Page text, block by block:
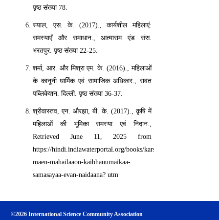
पृष्ठ संख्या 78.
स्याल, एस. के. (2017)., कार्यशील महिलाएं:
समस्याएँ और समाधान., आत्माराम एंड संस.
भरतपुर. पृष्ठ संख्या 22-25.
शर्मा, आर. और मिश्रा एम. के. (2016)., महिलाओं
के कानूनी धार्मिक एवं सामाजिक अधिकार., रावत
पब्लिकेशन. दिल्ली. पृष्ठ संख्या 36-37.
श्रीवास्तव, एन. औरझा, बी. के. (2017)., कृषि में
महिलाओं की भूमिका समस्या एवं निदान.,
Retrieved June 11, 2025 from
https://hindi.indiawaterportal.org/books/karsai-
maen-mahailaaon-kaibhauumaikaa-
samasayaa-evan-naidaana? utm
©2026 International Science Community Association